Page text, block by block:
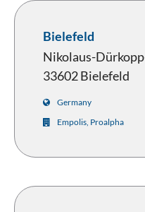
Bielefeld
Nikolaus-
33602 Bielefeld
Germany
Empolis, Proalpha